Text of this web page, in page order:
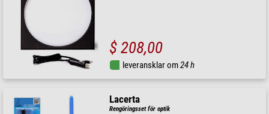
$ 208,00
leveransklar om24 h
Lacerta
Rengöringsset för optik